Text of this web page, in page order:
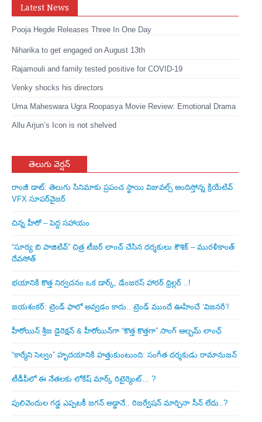
Latest News
Pooja Hegde Releases Three In One Day
Niharika to get engaged on August 13th
Rajamouli and family tested positive for COVID-19
Venky shocks his directors
Uma Maheswara Ugra Roopasya Movie Review: Emotional Drama
Allu Arjun’s Icon is not shelved
తెలుగు వెర్షన్
రాంజీ డాట్: తెలుగు సినిమాకు ప్రపంచ స్థాయి విజువల్స్ అందిస్తోన్న క్రియేటివ్
VFX సూపర్‌వైజర్
చిన్న హీరో – పెద్ద సహాయం
“సూర్య బి పాజిటివ్” చిత్ర టీజర్ లాంచ్ చేసిన‌ దర్శకులు కౌశిక్ – మురళీకాంత్
దేవసోత్
భయానికి కొత్త నిర్వచనం ఒక డార్క్, డేంజరస్ హారర్ థ్రిల్లర్ ..!
జయశంకర్: ట్రెండ్‌ ఫాలో అవ్వడం కాదు.. ట్రెండ్‌ ముందే ఊహించే ‘విజనరీ’!
హీరోయిన్ శ్రీజ డైరెక్ష‌న్ & హీరోయిన్‌గా “కొత్త కొత్తగా” సాంగ్ ఆల్బమ్ లాంఛ్
“కార్మేని సెల్వం” హృదయానికి హత్తుకుంటుంది: సంగీత దర్శకుడు రామానుజన్
టీడీపీలో ఈ నేత‌ల‌కు లోకేష్ మార్క్ రిటైర్మెంట్‌… ?
పులివెందుల గ‌డ్డ ఎప్ప‌ట‌కీ జ‌గ‌న్ అడ్డానే.. రిజ‌ర్వేష‌న్ మార్చినా సీన్ లేదు..?